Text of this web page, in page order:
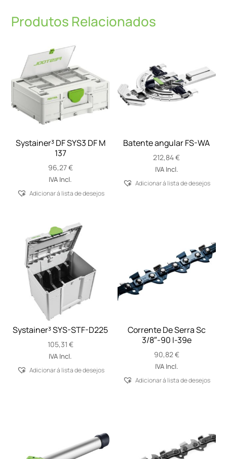
Produtos Relacionados
Systainer³ DF SYS3 DF M
137
96,27€
IVA Incl.
Adicionar á lista de desejos
Batente angular FS-WA
212,84€
IVA Incl.
Adicionar á lista de desejos
Systainer³ SYS-STF-D225
105,31 €
IVA Incl.
Adicionar á lista de desejos
Corrente De Serra Sc
3/8″-90 I-39e
90,82€
IVA Incl.
Adicionar á lista de desejos